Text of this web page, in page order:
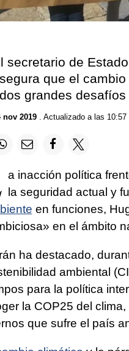
secretario de
que el
grandes
nov 2019. Actualizado a las 10:57
a inacción política
la seguridad actual y
en funciones,
en el ámbito
ha destacado,
ambiental
para la política
la COP25 del
que sufre el país